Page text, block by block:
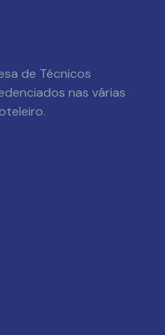
de Técnicos
nas várias